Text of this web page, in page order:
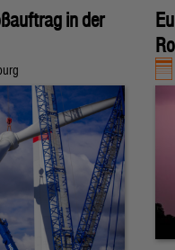
in der